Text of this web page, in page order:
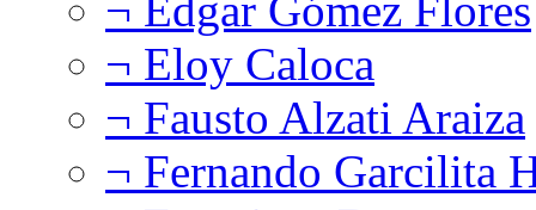
¬ Eloy Caloca
¬ Fausto Alzati Araiza
¬ Fernando Garcilita